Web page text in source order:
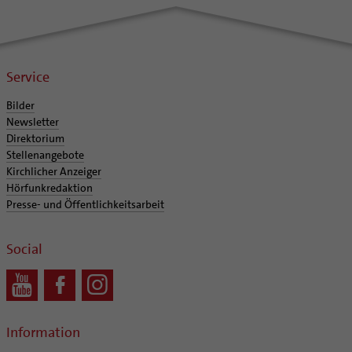
Coaching
Ehrenamtliche
KirchenZeitung online
Verwaltungsbeauftragte / Verwaltungsleitungen in
Pfarrgemeinden
Service
Bilder
Newsletter
Direktorium
Stellenangebote
Kirchlicher Anzeiger
Hörfunkredaktion
Presse- und Öffentlichkeitsarbeit
Social
Information